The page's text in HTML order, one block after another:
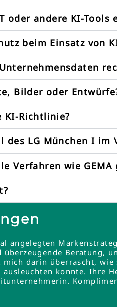
oder andere KI-Tools
beim Einsatz von
Bilder oder
KI-Richtlinie?
LG München I im
Verfahren wie
angelegten
überzeugende Beratung,
mich darin überrascht,
konnte. Ihre